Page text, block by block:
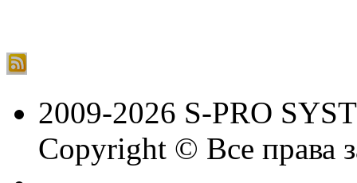
2009-2026 S-PRO
Copyright © Все права